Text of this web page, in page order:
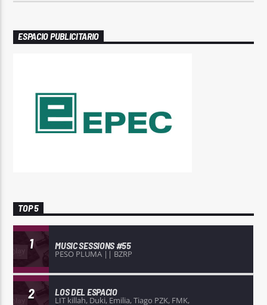
ESPACIO PUBLICITARIO
TOP 5
1 MUSIC SESSIONS #55
PESO PLUMA || BZRP
2 LOS DEL ESPACIO
LIT killah, Duki, Emilia, Tiago PZK, FMK,